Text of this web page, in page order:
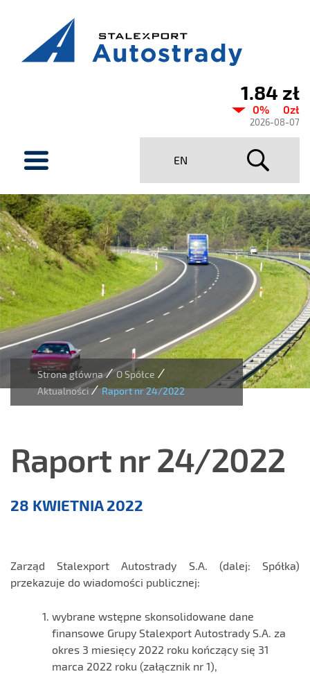
Stalexport
Autostrady
SA
1.84 zł
0% 0zł
2026-08-07
EN
Strona główna/ O Spółce /
Aktualności/ Raport nr 24/2022
Raport nr 24/2022
28 KWIETNIA 2022
Zarząd Stalexport Autostrady S.A. (dalej: Spółka)
przekazuje do wiadomości publicznej:
wybrane wstępne skonsolidowane dane
finansowe Grupy Stalexport Autostrady S.A. za
okres 3 miesięcy 2022 roku kończący się 31
marca 2022 roku (załącznik nr 1),